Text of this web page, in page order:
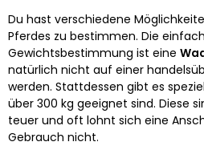
Du hast verschiedene
Pferdes zu bestimmen. Die
Gewichtsbestimmung ist eine
natürlich nicht auf einer
werden. Stattdessen gibt es
über 300 kg geeignet sind. Diese
teuer und oft lohnt sich eine
Gebrauch nicht.